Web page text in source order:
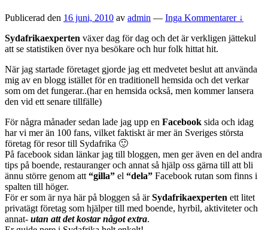
Publicerad den 16 juni, 2010 av admin — Inga Kommentarer ↓
Sydafrikaexperten växer dag för dag och det är verkligen jättekul
att se statistiken över nya besökare och hur folk hittat hit.
När jag startade företaget gjorde jag ett medvetet beslut att använda
mig av en blogg istället för en traditionell hemsida och det verkar
som om det fungerar..(har en hemsida också, men kommer lansera
den vid ett senare tillfälle)
För några månader sedan lade jag upp en Facebook sida och idag
har vi mer än 100 fans, vilket faktiskt är mer än Sveriges största
företag för resor till Sydafrika 🙂
På facebook sidan länkar jag till bloggen, men ger även en del andra
tips på boende, restauranger och annat så hjälp oss gärna till att bli
ännu större genom att “gilla” el “dela” Facebook rutan som finns i
spalten till höger.
För er som är nya här på bloggen så ärSydafrikaexperten ett litet
privatägt företag som hjälper till med boende, hyrbil, aktiviteter och
annat- utan att det kostar något extra.